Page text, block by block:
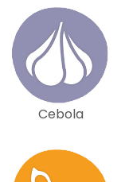
Cebola